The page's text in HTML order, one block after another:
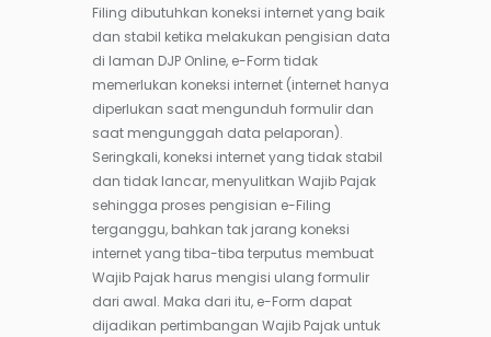
Filing dibutuhkan koneksi internet yang baik
dan stabil ketika melakukan pengisian data
di laman DJP Online, e-Form tidak
memerlukan koneksi internet (internet hanya
diperlukan saat mengunduh formulir dan
saat mengunggah data pelaporan).
Seringkali, koneksi internet yang tidak stabil
dan tidak lancar, menyulitkan Wajib Pajak
sehingga proses pengisian e-Filing
terganggu, bahkan tak jarang koneksi
internet yang tiba-tiba terputus membuat
Wajib Pajak harus mengisi ulang formulir
dari awal. Maka dari itu, e-Form dapat
dijadikan pertimbangan Wajib Pajak untuk